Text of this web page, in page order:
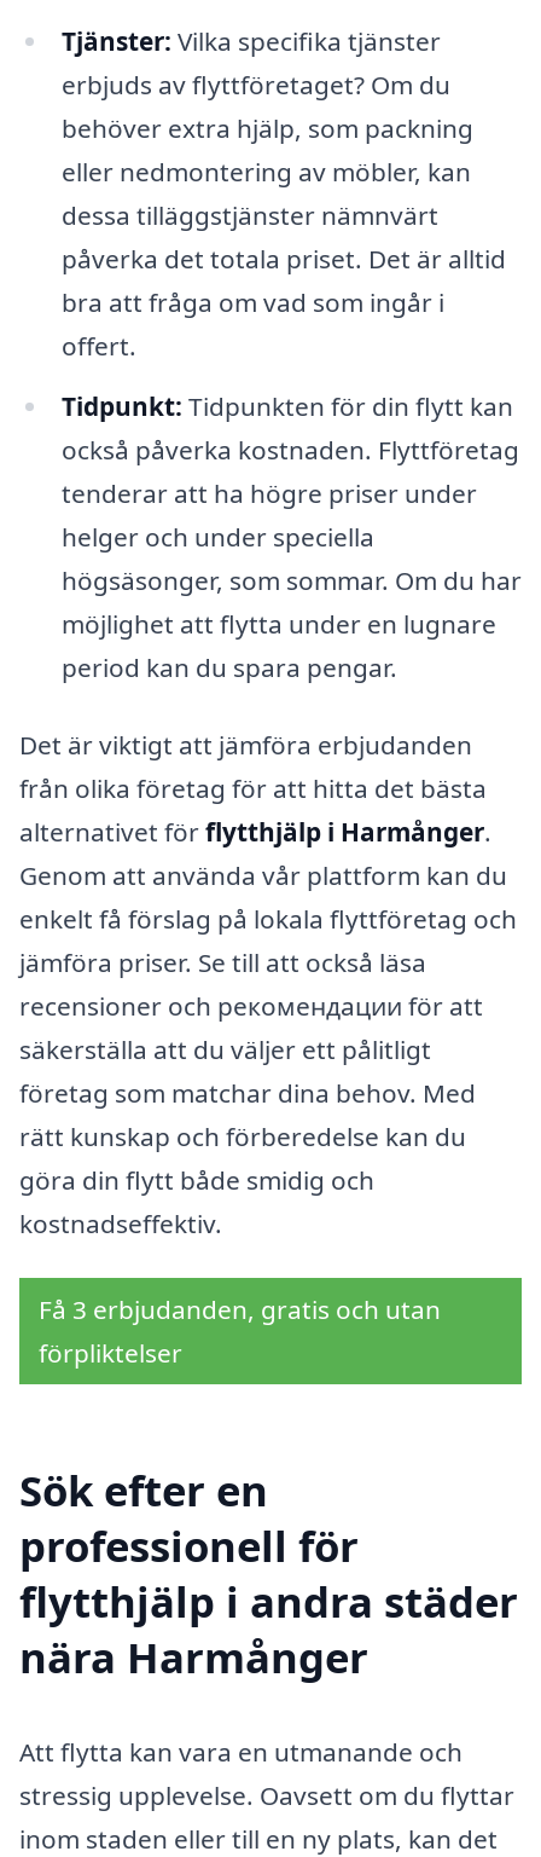
Tjänster: Vilka specifika tjänster
erbjuds av flyttföretaget? Om du
behöver extra hjälp, som packning
eller nedmontering av möbler, kan
dessa tilläggstjänster nämnvärt
påverka det totala priset. Det är alltid
bra att fråga om vad som ingår i
offert.
Tidpunkt: Tidpunkten för din flytt kan
också påverka kostnaden. Flyttföretag
tenderar att ha högre priser under
helger och under speciella
högsäsonger, som sommar. Om du har
möjlighet att flytta under en lugnare
period kan du spara pengar.
Det är viktigt att jämföra erbjudanden
från olika företag för att hitta det bästa
alternativet förflytthjälp i Harmånger.
Genom att använda vår plattform kan du
enkelt få förslag på lokala flyttföretag och
jämföra priser. Se till att också läsa
recensioner och рекомендации för att
säkerställa att du väljer ett pålitligt
företag som matchar dina behov. Med
rätt kunskap och förberedelse kan du
göra din flytt både smidig och
kostnadseffektiv.
Få 3 erbjudanden, gratis och utan
förpliktelser
Sök efter en
professionell för
flytthjälp i andra städer
nära Harmånger
Att flytta kan vara en utmanande och
stressig upplevelse. Oavsett om du flyttar
inom staden eller till en ny plats, kan det